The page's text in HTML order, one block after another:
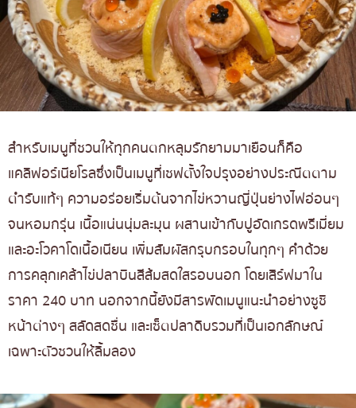
สำหรับเมนูที่ชวนให้ทุกคนตกหลุมรักยามมาเยือนก็คือ
แคลิฟอร์เนียโรลซึ่งเป็นเมนูที่เชฟตั้งใจปรุงอย่างประณีตตาม
ตำรับแท้ๆ ความอร่อยเริ่มต้นจากไข่หวานญี่ปุ่นย่างไฟอ่อนๆ
จนหอมกรุ่น เนื้อแน่นนุ่มละมุน ผสานเข้ากับปูอัดเกรดพรีเมี่ยม
และอะโวคาโดเนื้อเนียน เพิ่มสัมผัสกรุบกรอบในทุกๆ คำด้วย
การคลุกเคล้าไข่ปลาบินสีส้มสดใสรอบนอก โดยเสิร์ฟมาใน
ราคา 240 บาท นอกจากนี้ยังมีสารพัดเมนูแนะนำอย่างซูชิ
หน้าต่างๆ สลัดสดชื่น และเซ็ตปลาดิบรวมที่เป็นเอกลักษณ์
เฉพาะตัวชวนให้ลิ้มลอง